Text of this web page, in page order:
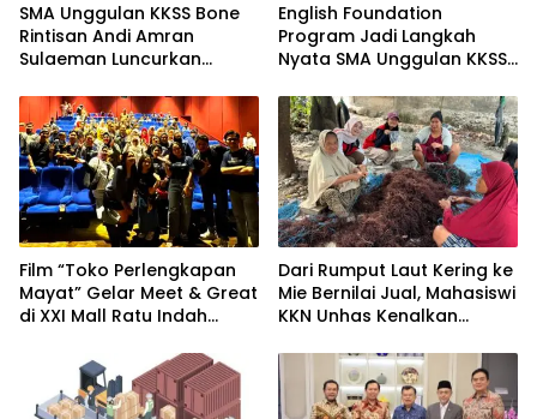
SMA Unggulan KKSS Bone
Rintisan Andi Amran
Sulaeman Luncurkan
Program
English Foundation
Program Jadi Langkah
Nyata SMA Unggulan KKSS
Berdaya Saing Global
Film “Toko Perlengkapan
Mayat” Gelar Meet & Great
di XXI Mall Ratu Indah
Dari Rumput Laut Kering ke
Mie Bernilai Jual, Mahasiswi
KKN Unhas Kenalkan
kepada Petani Desa
Baruga